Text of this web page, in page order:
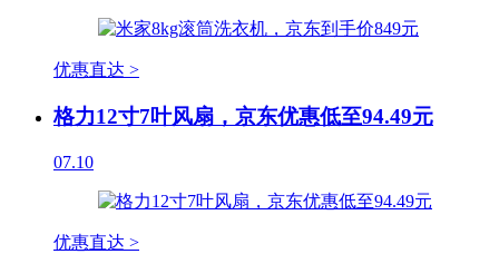
优惠直达 >
格力12寸7叶风扇，京东优惠低至94.49元
07.10
优惠直达 >